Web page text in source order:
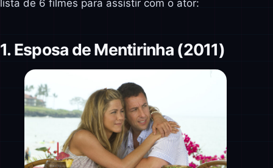
lista de 6 filmes para assistir com o ator:
1. Esposa de Mentirinha (2011)